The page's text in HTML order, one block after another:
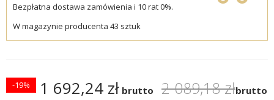
Bezpłatna dostawa zamówienia i 10 rat 0%.
W magazynie producenta 43 sztuk
1 692,24 zł brutto 2 089,18 złbrutto
-19%